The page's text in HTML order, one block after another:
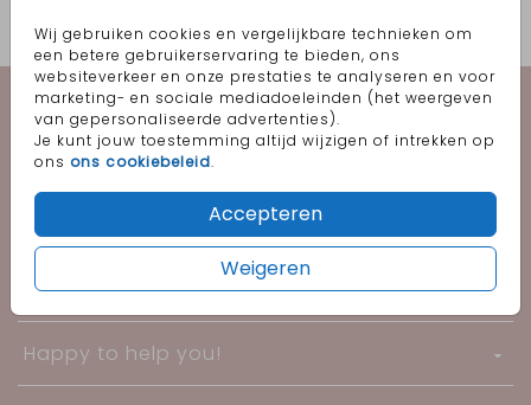
Wij gebruiken cookies en vergelijkbare technieken om
een betere gebruikerservaring te bieden, ons
websiteverkeer en onze prestaties te analyseren en voor
marketing- en sociale mediadoeleinden (het weergeven
van gepersonaliseerde advertenties).
Je kunt jouw toestemming altijd wijzigen of intrekken op
ons ons cookiebeleid.
Accepteren
Weigeren
Prijs:€ 0,60 per 1
Geboorte
Trouwen
Informatie
Follow me!
Happy to help you!